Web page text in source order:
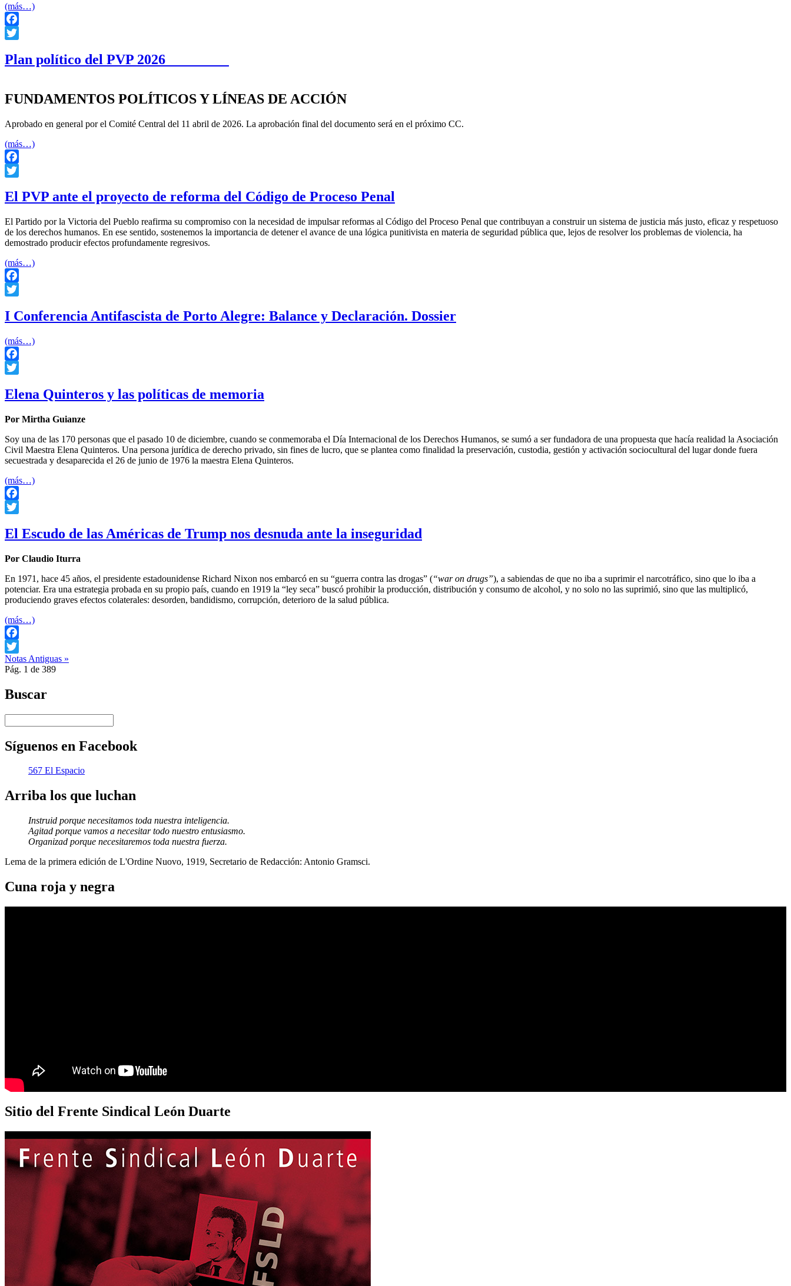
(más…)
Facebook
Plan político del PVP 2026
FUNDAMENTOS POLÍTICOS Y LÍNEAS DE ACCIÓN
Aprobado en general por el Comité Central del 11 abril de 2026. La aprobación final del documento será en el próximo CC.
(más…)
Facebook
El PVP ante el proyecto de reforma del Código de Proceso Penal
El Partido por la Victoria del Pueblo reafirma su compromiso con la necesidad de impulsar reformas al Código del Proceso Penal que contribuyan a construir un sistema de justicia más justo, eficaz y respetuoso
de los derechos humanos. En ese sentido, sostenemos la importancia de detener el avance de una lógica punitivista en materia de seguridad pública que, lejos de resolver los problemas de violencia, ha
demostrado producir efectos profundamente regresivos.
(más…)
Facebook
I Conferencia Antifascista de Porto Alegre: Balance y Declaración. Dossier
(más…)
Facebook
Elena Quinteros y las políticas de memoria
Por Mirtha Guianze
Soy una de las 170 personas que el pasado 10 de diciembre, cuando se conmemoraba el Día Internacional de los Derechos Humanos, se sumó a ser fundadora de una propuesta que hacía realidad la Asociación
Civil Maestra Elena Quinteros. Una persona jurídica de derecho privado, sin fines de lucro, que se plantea como finalidad la preservación, custodia, gestión y activación sociocultural del lugar donde fuera
secuestrada y desaparecida el 26 de junio de 1976 la maestra Elena Quinteros.
(más…)
Facebook
El Escudo de las Américas de Trump nos desnuda ante la inseguridad
Por Claudio Iturra
En 1971, hace 45 años, el presidente estadounidense Richard Nixon nos embarcó en su “guerra contra las drogas” (“war on drugs”), a sabiendas de que no iba a suprimir el narcotráfico, sino que lo iba a
potenciar. Era una estrategia probada en su propio país, cuando en 1919 la “ley seca” buscó prohibir la producción, distribución y consumo de alcohol, y no solo no las suprimió, sino que las multiplicó,
produciendo graves efectos colaterales: desorden, bandidismo, corrupción, deterioro de la salud pública.
(más…)
Facebook
Twitter
Notas Antiguas »
Pág. 1 de 389
Buscar
Síguenos en Facebook
567 El Espacio
Arriba los que luchan
Instruid porque necesitamos toda nuestra inteligencia.
Agitad porque vamos a necesitar todo nuestro entusiasmo.
Organizad porque necesitaremos toda nuestra fuerza.
Lema de la primera edición de L'Ordine Nuovo, 1919, Secretario de Redacción: Antonio Gramsci.
Cuna roja y negra
Sitio del Frente Sindical León Duarte